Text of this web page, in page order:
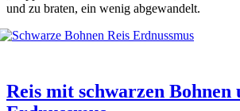
und zu bra­ten, ein wenig abge­wan­delt.
Reis mit schwarzen Bohnen